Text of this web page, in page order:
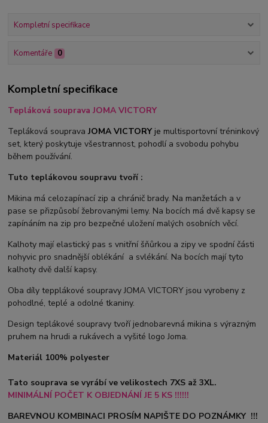
Kompletní specifikace
Komentáře 0
Kompletní specifikace
Tepláková souprava JOMA VICTORY
Tepláková soupravaJOMA VICTORY je multisportovní tréninkový
set, který poskytuje všestrannost, pohodlí a svobodu pohybu
během používání.
Tuto teplákovou soupravu tvoří :
Mikina má celozapínací zip a chránič brady. Na manžetách a v
pase se přizpůsobí žebrovanými lemy. Na bocích má dvě kapsy se
zapínáním na zip pro bezpečné uložení malých osobních věcí.
Kalhoty mají elastický pas s vnitřní šňůrkou a zipy ve spodní části
nohyvic pro snadnější oblékání a svlékání. Na bocích mají tyto
kalhoty dvě další kapsy.
Oba díly tepplákové soupravy JOMA VICTORY jsou vyrobeny z
pohodlné, teplé a odolné tkaniny.
Design teplákové soupravy tvoří jednobarevná mikina s výrazným
pruhem na hrudi a rukávech a vyšité logo Joma.
Materiál 100% polyester
Tato souprava se vyrábí ve velikostech 7XS až 3XL.
MINIMÁLNÍ POČET K OBJEDNÁNÍ JE 5 KS !!!!!!
BAREVNOU KOMBINACI PROSÍM NAPIŠTE DO POZNÁMKY !!!